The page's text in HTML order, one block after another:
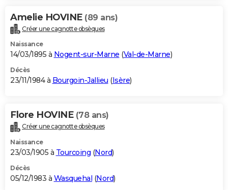
Amelie HOVINE (89 ans)
Créer une cagnotte obsèques
Naissance
14/03/1895 à Nogent-sur-Marne (Val-de-Marne)
Décès
23/11/1984 à Bourgoin-Jallieu (Isère)
Flore HOVINE (78 ans)
Créer une cagnotte obsèques
Naissance
23/03/1905 à Tourcoing (Nord)
Décès
05/12/1983 à Wasquehal (Nord)